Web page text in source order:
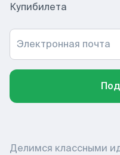
Купибилета
Электронная почта
Делимся классными